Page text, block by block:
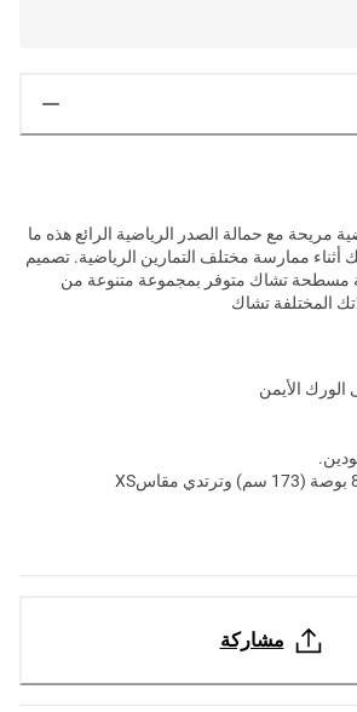
مريحة مع حمالة الصدر الرياضية الرائع هذه ما
أثناء ممارسة مختلف التمارين الرياضية. تصميم
مسطحة تشاك متوفر بمجموعة متنوعة من
المختلفة تشاك
الأيمن
مشاركة